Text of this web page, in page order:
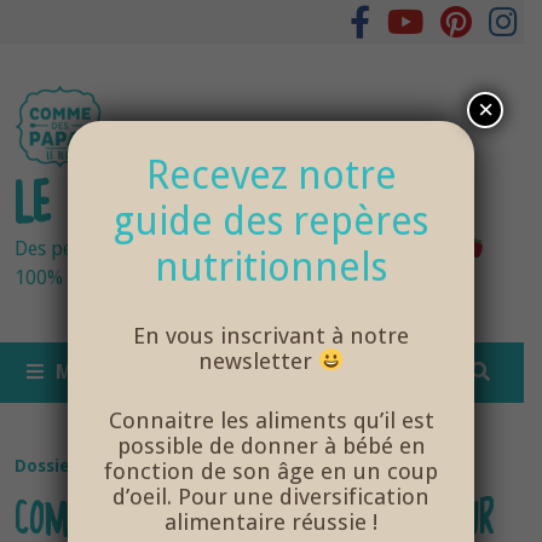
LE BLOG DES PAPAS
Des petits pots bébés fraîchement cuisinés
100% bio et de saison… et cela change tout !
MENU
Dossier Santé Bébé
COMMENT BIEN SE PRÉPARER POUR
Recevez notre
guide des repères
nutritionnels
En vous inscrivant à notre
newsletter
Connaitre les aliments qu’il est
possible de donner à bébé en
fonction de son âge en un coup
d’oeil. Pour une diversification
alimentaire réussie !
×